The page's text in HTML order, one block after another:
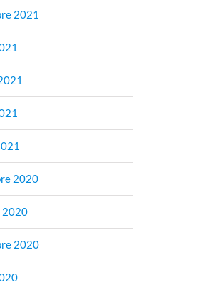
2021
2020
2020
2020